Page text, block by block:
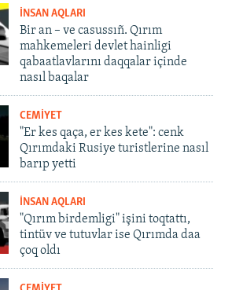
İNSAN AQLARI
Bir an – ve casussıñ. Qırım
mahkemeleri devlet hainligi
qabaatlavlarını daqqalar içinde
nasıl baqalar
CEMİYET
"Er kes qaça, er kes kete": cenk
Qırımdaki Rusiye turistlerine nasıl
barıp yetti
İNSAN AQLARI
"Qırım birdemligi" işini toqtattı,
tintüv ve tutuvlar ise Qırımda daa
çoq oldı